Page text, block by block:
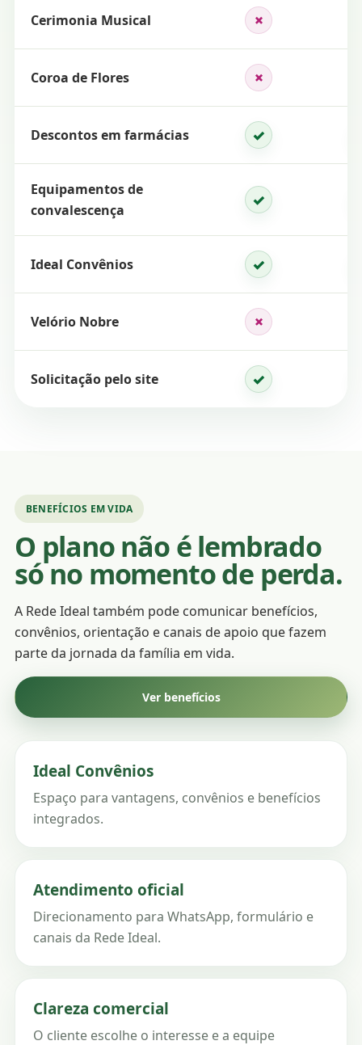
Cerimonia Musical ×
Não se aplica
Coroa de Flores ×
Não se aplica
Descontos em farmácias ✓Inclui
Equipamentos de
convalescença
✓Inclui
Ideal Convênios ✓Inclui
Velório Nobre ×
Não se aplica
Solicitação pelo site ✓Disponível
BENEFÍCIOS EM VIDA
O plano não é lembrado
só no momento de perda.
A Rede Ideal também pode comunicar benefícios,
convênios, orientação e canais de apoio que fazem
parte da jornada da família em vida.
Ver benefícios
Ideal Convênios
Espaço para vantagens, convênios e benefícios
integrados.
Atendimento oficial
Direcionamento para WhatsApp, formulário e
canais da Rede Ideal.
Clareza comercial
O cliente escolhe o interesse e a equipe